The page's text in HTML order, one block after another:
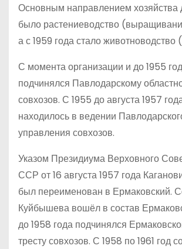
Основным направлением хозяйства
было растениеводство
а с 1959 года стало животноводство
С момента организации и до 1955
подчинялся Павлодарскому
совхозов. С 1955 до августа 1957
находилось в ведении
управления совхозов.
Указом Президиума Верховного
ССР от 16 августа 1957 года
был переименован в Ермаковский.
Куйбышева вошёл в состав
до 1958 года подчинялся
тресту совхозов. С 1958 по 1961 год